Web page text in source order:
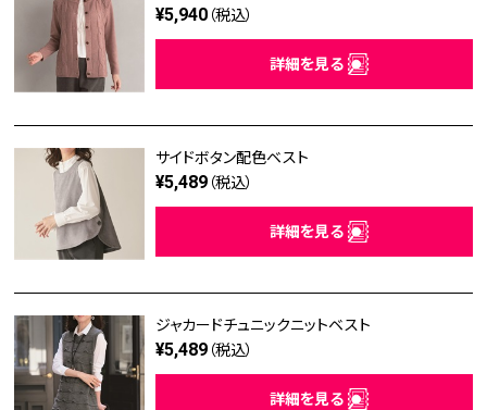
¥5,940 （税込）
詳細を見る
サイドボタン配色ベスト
¥5,489 （税込）
詳細を見る
ジャカードチュニックニットベスト
¥5,489 （税込）
詳細を見る